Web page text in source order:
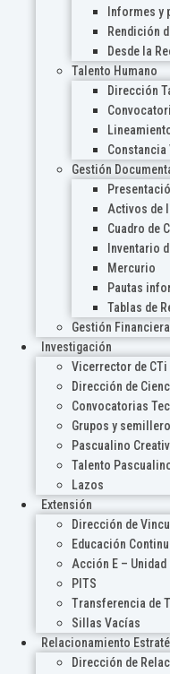
Informes y
Rendición
Desde la
Talento Humano
Dirección
Gestión
Activos de
Cuadro de
Inventario
Mercurio
Pautas
Tablas de
Gestión Financiera
Investigación
Vicerrector de
Dirección de
Convocatorias
Grupos y
Pascualino
Talento
Lazos
Extensión
Dirección de
Educación
Acción E –
PITS
Transferencia de
Sillas Vacías
Relacionamiento
Dirección de